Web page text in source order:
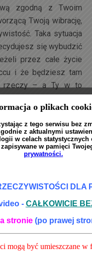
zgodną z Twoim
Twoją wibrację,
Taka sytuacja
się wybudzić
przez całe życie
i że będziesz tam
rzeczy – a Ty w to
tam się znajdziesz po
przekonań. A w
które dałeś sobie
wcielenia.
tożsamości.
długo, dopóki nie
siebie do czegoś –